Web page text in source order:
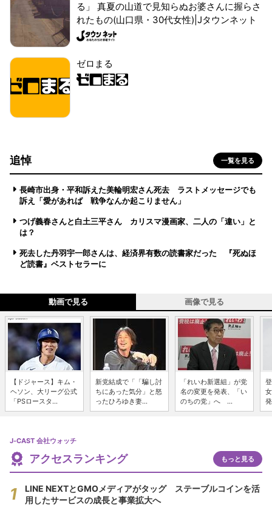
る」 真夏の山道で見知らぬお婆さんに握らさ
れたもの(山口県・30代女性)|Jタウンネット
ゼロまる
追悼 一覧を見る
長崎市出身・平和訴えた美輪明宏さん死去 ラストメッセージでも
訴え「愛があれば 戦争なんか起こりません」
つげ義春さんと白土三平さん カリスマ漫画家、二人の「違い」と
は？
死去した丹羽宇一郎さんは、経済界有数の読書家だった 『死ぬほ
ど読書』ベストセラーに
動画で見る 画像で見る
【ドジャース】キム・
ヘソン、大リーグ公式
「PSロースタ...
新党結成で「「騙し討
ちにあった気分」と怒
ったひろゆき妻...
「れいわ新選組」が党
名の変更を発表、「い
のちの党」へ ...
J-CAST 会社ウォッチ
アクセスランキング もっと見る
LINE NEXTとGMOメディアがタッグ ステーブルコインを活
用したサービスの成長と事業拡大へ